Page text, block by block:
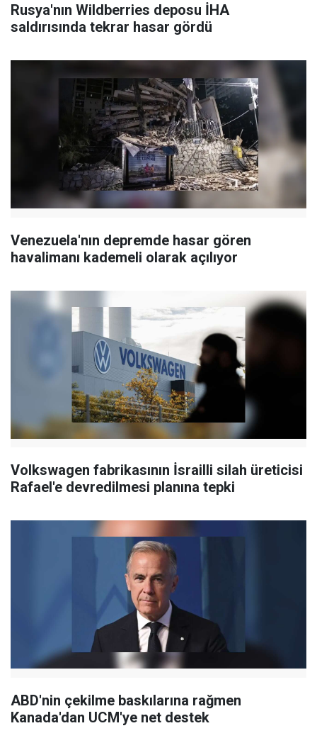
Rusya'nın Wildberries deposu İHA
saldırısında tekrar hasar gördü
Venezuela'nın depremde hasar gören
havalimanı kademeli olarak açılıyor
Volkswagen fabrikasının İsrailli silah üreticisi
Rafael'e devredilmesi planına tepki
ABD'nin çekilme baskılarına rağmen
Kanada'dan UCM'ye net destek